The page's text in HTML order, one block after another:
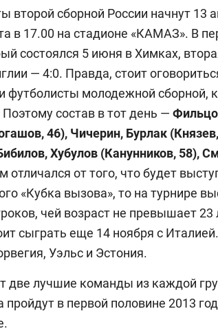
второй сборной России начнут 13
в 17.00 на стадионе «КАМАЗ». В
состоялся 5 июня в Химках,
— 4:0. Правда, стоит
футболисты молодежной сборной,
Поэтому состав в тот день —
46), Чичерин, Бурлак
Хубулов (Канунников, 58),
от того, что будет
«Кубка вызова», то на турнире
чей возраст не превышает 23
сыграть еще 14 ноября с
Уэльс и Эстония.
две лучшие команды из каждой
в первой половине 2013
25